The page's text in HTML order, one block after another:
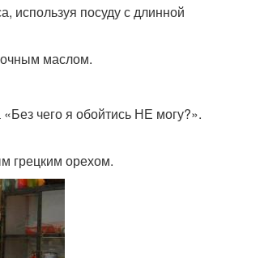
используя посуду с длинной
маслом.
чего я обойтись НЕ могу?».
грецким орехом.